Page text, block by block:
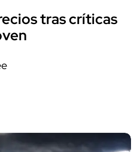
tras críticas